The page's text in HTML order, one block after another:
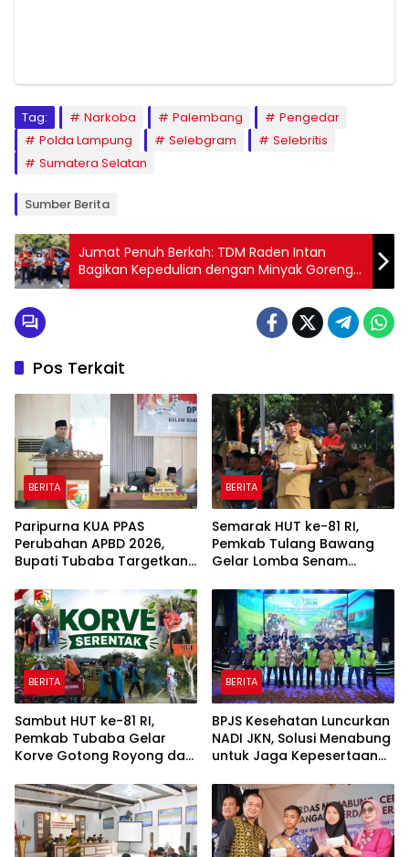
Tag: Narkoba Palembang
Pengedar
Polda Lampung
Selebgram
Selebritis
Sumatera Selatan
Sumber Berita
Jumat Penuh Berkah: TDM Raden Intan
Bagikan Kepedulian dengan Minyak Goreng
di Pahoman Bandar Lampung
Pos Terkait
BERITA
Paripurna KUA PPAS
Perubahan APBD 2026,
Bupati Tubaba Targetkan
Rp820,3 Miliar
BERITA
Semarak HUT ke-81 RI,
Pemkab Tulang Bawang
Gelar Lomba Senam
BERITA
Sambut HUT ke-81 RI,
Pemkab Tubaba Gelar
Korve Gotong Royong dan
BERITA
BPJS Kesehatan Luncurkan
NADI JKN, Solusi Menabung
untuk Jaga Kepesertaan